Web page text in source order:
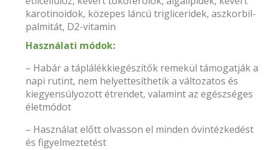
karotinoidok, közepes láncú trigliceridek, aszkorbil-
palmitát, D2-vitamin
Használati módok:
– Habár a táplálékkiegészítők remekül támogatják a
napi rutint, nem helyettesíthetik a változatos és
kiegyensúlyozott étrendet, valamint az egészséges
életmódot
– Használat előtt olvasson el minden óvintézkedést
és figyelmeztetést